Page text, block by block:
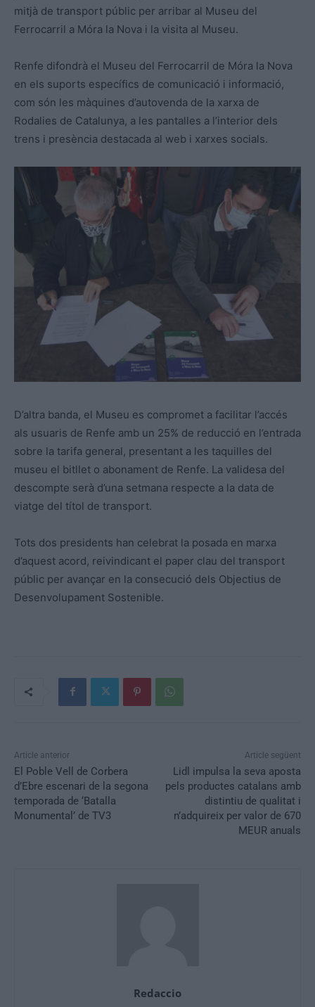
mitjà de transport públic per arribar al Museu del
Ferrocarril a Móra la Nova i la visita al Museu.
Renfe difondrà el Museu del Ferrocarril de Móra la Nova
en els suports específics de comunicació i informació,
com són les màquines d’autovenda de la xarxa de
Rodalies de Catalunya, a les pantalles a l’interior dels
trens i presència destacada al web i xarxes socials.
D’altra banda, el Museu es compromet a facilitar l’accés
als usuaris de Renfe amb un 25% de reducció en l’entrada
sobre la tarifa general, presentant a les taquilles del
museu el bitllet o abonament de Renfe. La validesa del
descompte serà d’una setmana respecte a la data de
viatge del títol de transport.
Tots dos presidents han celebrat la posada en marxa
d’aquest acord, reivindicant el paper clau del transport
públic per avançar en la consecució dels Objectius de
Desenvolupament Sostenible.
Article anterior
El Poble Vell de Corbera
d’Ebre escenari de la segona
temporada de ‘Batalla
Monumental’ de TV3
Article següent
Lidl impulsa la seva aposta
pels productes catalans amb
distintiu de qualitat i
n’adquireix per valor de 670
MEUR anuals
Redaccio